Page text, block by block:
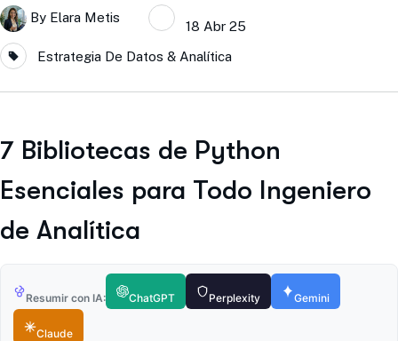
By Elara Metis
18 Abr 25
Estrategia De Datos & Analítica
7 Bibliotecas de Python
Esenciales para Todo Ingeniero
de Analítica
Resumir con IA: ChatGPT Perplexity Gemini
Claude